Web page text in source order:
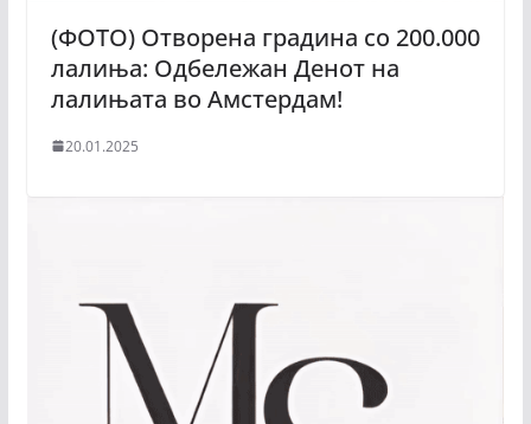
(ФОТО) Отворена градина со 200.000
лалиња: Одбележан Денот на
лалињата во Амстердам!
20.01.2025